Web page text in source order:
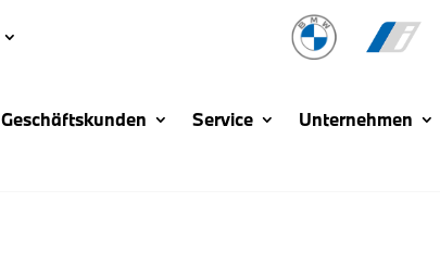
Geschäftskunden Service
Unternehmen